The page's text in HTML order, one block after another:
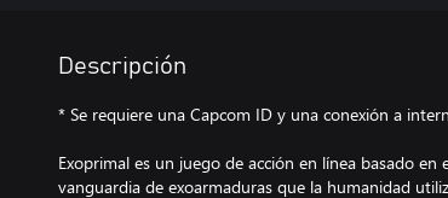
Descripción
* Se requiere una Capcom ID y una conexión a
Exoprimal es un juego de acción en línea basado
vanguardia de exoarmaduras que la humanidad